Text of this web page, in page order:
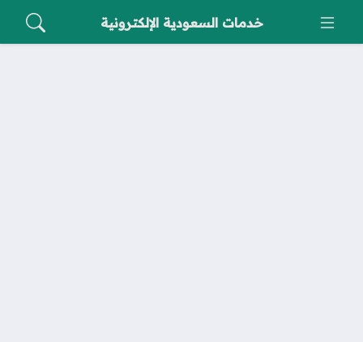
خدمات السعودية الإلكترونية